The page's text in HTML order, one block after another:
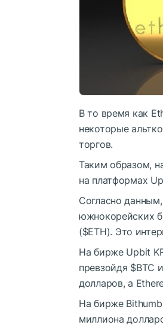
В то время как
некоторые
торгов.
Таким образом,
на платформах
Согласно данным,
южнокорейских
($ETH). Это
На бирже Upbit
превзойдя $BTC и
долларов, а
На бирже
миллиона